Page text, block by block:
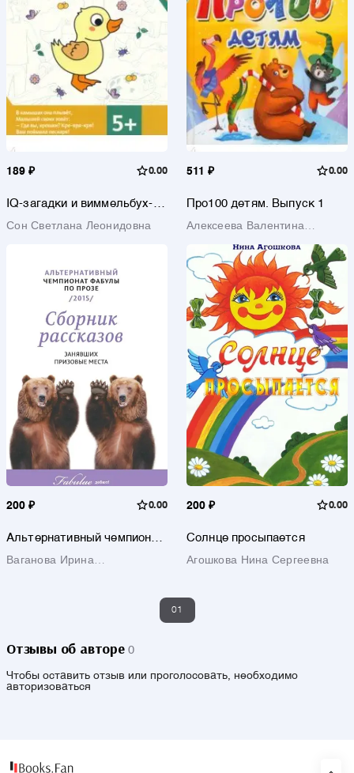
189 ₽ 0.00
IQ-загадки и виммельбух-
Сон Светлана Леонидовна
511 ₽ 0.00
Про100 детям. Выпуск 1
Алексеева Валентина
200 ₽ 0.00
Альтернативный чемпионат
Ваганова Ирина
200 ₽ 0.00
Солнце просыпается
Агошкова Нина Сергеевна
01
Отзывы об авторе 0
Чтобы оставить отзыв или проголосовать, необходимо
авторизоваться